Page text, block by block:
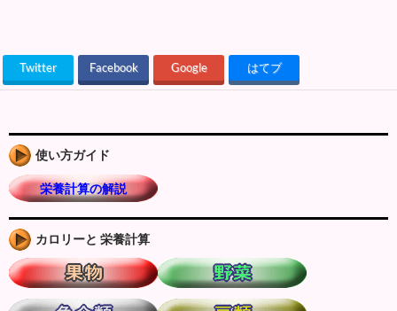
Twitter Facebook Google はてブ
使い方ガイド
栄養計算の解説
カロリーと 栄養計算